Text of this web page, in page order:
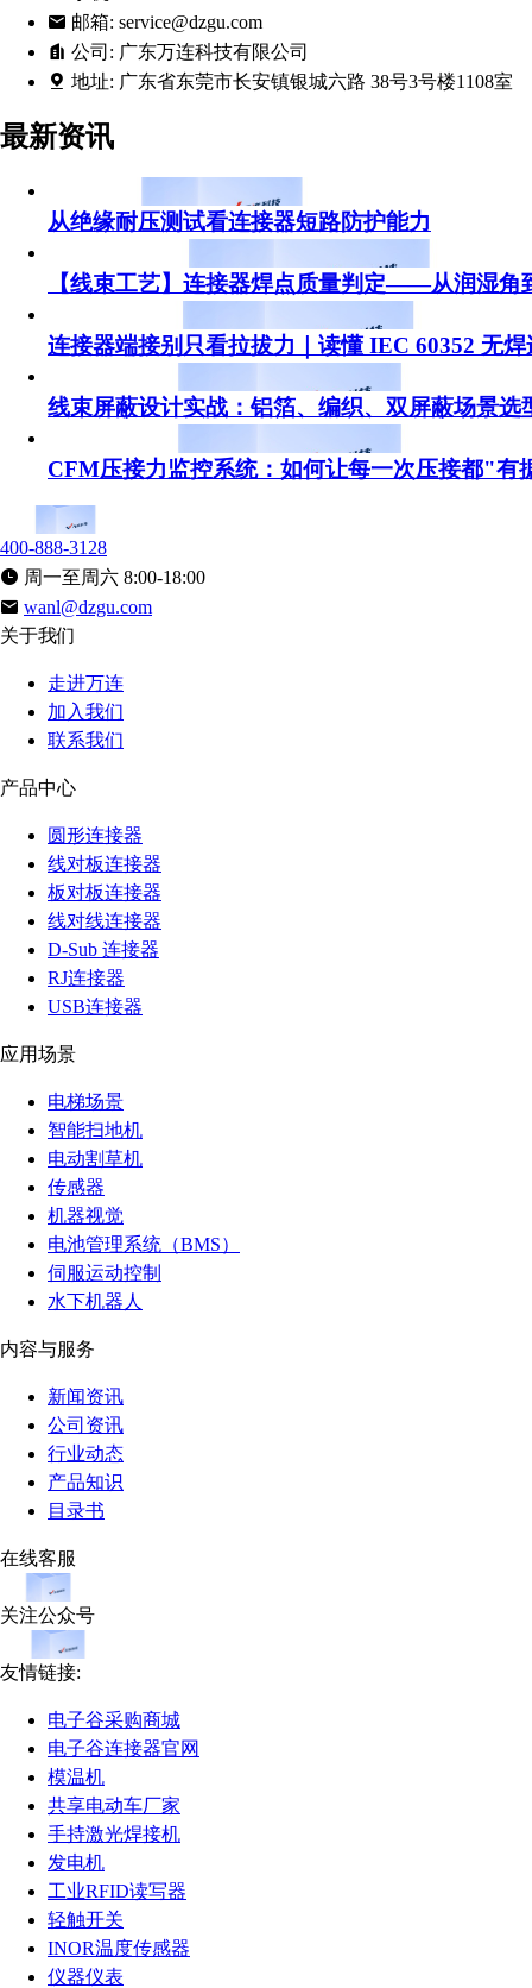
邮箱: service@dzgu.com
公司: 广东万连科技有限公司
地址: 广东省东莞市长安镇银城六路 38号3号楼1108室
最新资讯
从绝缘耐压测试看连接器短路防护能力
【线束工艺】连接器焊点质量判定——从润湿角
连接器端接别只看拉拔力｜读懂 IEC 60352 无
线束屏蔽设计实战：铝箔、编织、双屏蔽场景选
CFM压接力监控系统：如何让每一次压接都"有
400-888-3128
周一至周六 8:00-18:00
wanl@dzgu.com
关于我们
走进万连
加入我们
联系我们
产品中心
圆形连接器
线对板连接器
板对板连接器
线对线连接器
D-Sub 连接器
RJ连接器
USB连接器
应用场景
电梯场景
智能扫地机
电动割草机
传感器
机器视觉
电池管理系统（BMS）
伺服运动控制
水下机器人
内容与服务
新闻资讯
公司资讯
行业动态
产品知识
目录书
在线客服
关注公众号
友情链接:
电子谷采购商城
电子谷连接器官网
模温机
共享电动车厂家
手持激光焊接机
发电机
工业RFID读写器
轻触开关
INOR温度传感器
仪器仪表